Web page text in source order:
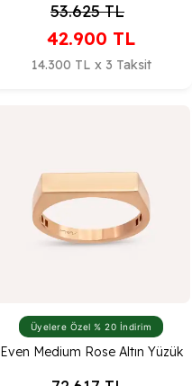
53.625TL
42.900 TL
14.300 TL x 3 Taksit
Üyelere Özel % 20 İndirim
Even Medium Rose Altın Yüzük